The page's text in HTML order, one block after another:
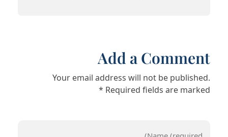
Add a Comment
Your email address will not be published.
Required fields are marked *